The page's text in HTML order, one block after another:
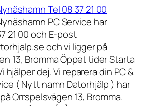
Tel 08 37 21 00
PC Service har
21 00 och E-post
och vi ligger på
13, Bromma Öppet tider Starta
hjälper dej. Vi reparera din PC &
( Nytt namn Datorhjälp ) har
Orrspelsvägen 13, Bromma.